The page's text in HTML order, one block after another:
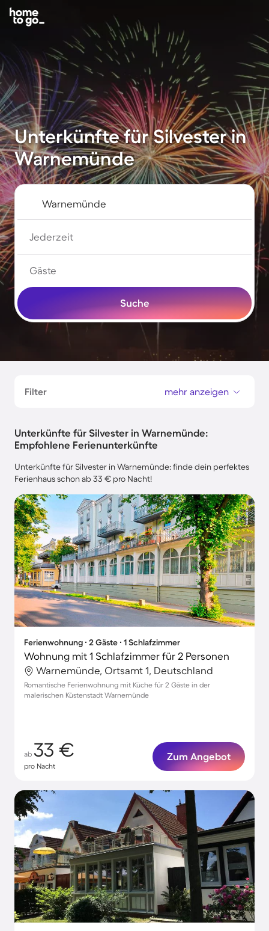
Unterkünfte für Silvester in
Warnemünde
Jederzeit
Gäste
Suche
Filter mehr anzeigen
Unterkünfte für Silvester in Warnemünde:
Empfohlene Ferienunterkünfte
Unterkünfte für Silvester in Warnemünde: finde dein perfektes
Ferienhaus schon ab 33 € pro Nacht!
Ferienwohnung ∙ 2 Gäste ∙ 1 Schlafzimmer
Wohnung mit 1 Schlafzimmer für 2 Personen
Warnemünde, Ortsamt 1, Deutschland
Romantische Ferienwohnung mit Küche für 2 Gäste in der
malerischen Küstenstadt Warnemünde
ab 33 €
pro Nacht
Zum Angebot